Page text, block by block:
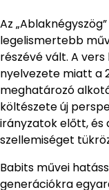
Az
legelismertebb
részévé vált. A
nyelvezete miatt a
meghatározó
költészete új
irányzatok előtt, és
szellemiséget
Babits művei
generációkra